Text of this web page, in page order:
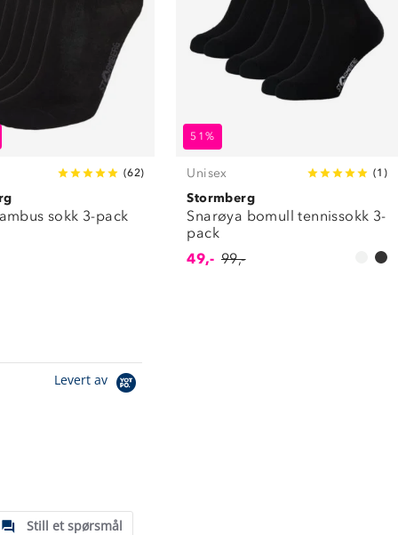
(62)
sokk 3-pack
51%
Unisex (1 )
Stormberg
Snarøya bomull tennissokk 3-
pack
49,- 99,-
Levert av
Still et spørsmål